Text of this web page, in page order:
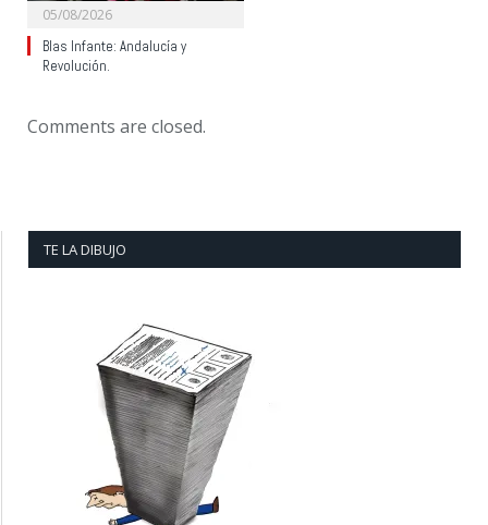
05/08/2026
Blas Infante: Andalucía y
Revolución.
Comments are closed.
TE LA DIBUJO